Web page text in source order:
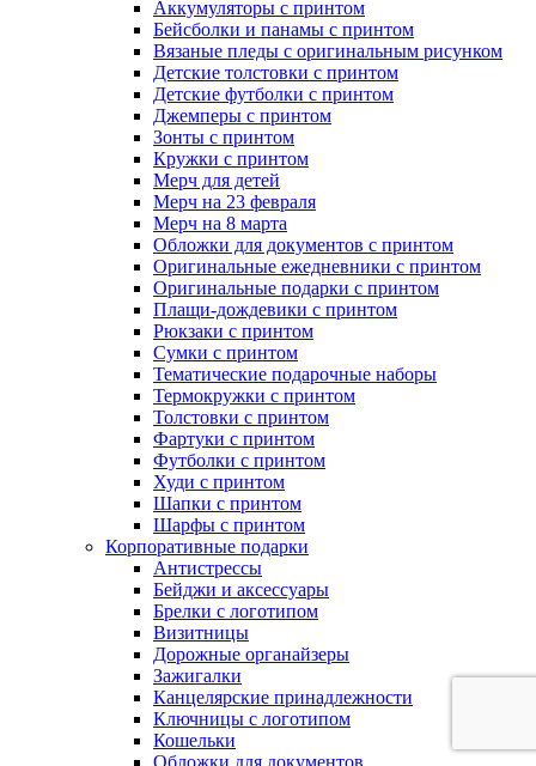
Аккумуляторы с принтом
Бейсболки и панамы с принтом
Вязаные пледы с оригинальным рисунком
Детские толстовки с принтом
Детские футболки с принтом
Джемперы с принтом
Зонты с принтом
Кружки с принтом
Мерч для детей
Мерч на 23 февраля
Мерч на 8 марта
Обложки для документов с принтом
Оригинальные ежедневники с принтом
Оригинальные подарки с принтом
Плащи-дождевики с принтом
Рюкзаки с принтом
Сумки с принтом
Тематические подарочные наборы
Термокружки с принтом
Толстовки с принтом
Фартуки с принтом
Футболки с принтом
Худи с принтом
Шапки с принтом
Шарфы с принтом
Корпоративные подарки
Антистрессы
Бейджи и аксессуары
Брелки с логотипом
Визитницы
Дорожные органайзеры
Зажигалки
Канцелярские принадлежности
Ключницы с логотипом
Кошельки
Обложки для документов